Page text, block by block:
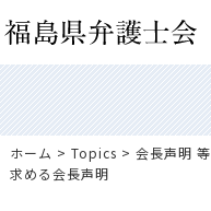
ホーム > Topics > 会長声明 等
求める会長声明